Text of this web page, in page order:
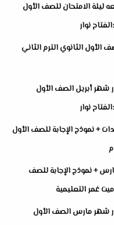
100 سؤال مراجعه ليلة الامتحان للصف الأول
الأول الثانوي الترم الثاني
شهر أبريل الصف الأول
+ نموذج الإجابة للصف الأول
+ نموذج الإجابة للصف
شهر مارس الصف الأول